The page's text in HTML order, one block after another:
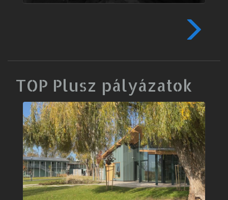
TOP Plusz pályázatok